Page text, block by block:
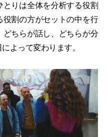
りは全体を分析する役割
割の方がセットの中を行
どちらが話し、どちらが分
よって変わります。